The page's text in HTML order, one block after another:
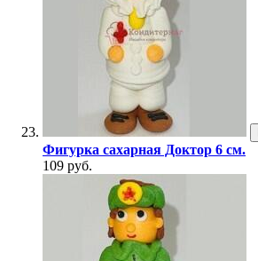
Фигурка сахарная Доктор 6 см.
109 руб.